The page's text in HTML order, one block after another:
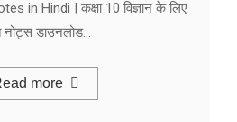
in Hindi | कक्षा 10 विज्ञान के लिए
नोट्स डाउनलोड…
more